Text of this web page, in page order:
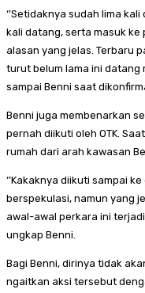
‘’Setidaknya sudah lima
kali datang, serta masuk ke
alasan yang jelas. Terbaru
turut belum lama ini datang
sampai Benni saat
Benni juga membenarkan
pernah diikuti oleh OTK.
rumah dari arah kawasan
‘’Kakaknya diikuti sampai
berspekulasi, namun yang
awal-awal perkara ini
ungkap Benni.
Bagi Benni, dirinya tidak
ngaitkan aksi tersebut